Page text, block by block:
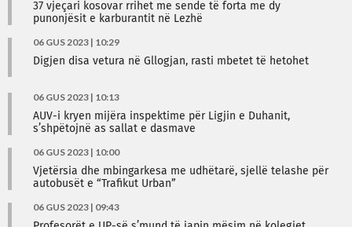
37 vjeçari kosovar rrihet me sende të forta me dy
punonjësit e karburantit në Lezhë
06 GUS 2023 | 10:29
Digjen disa vetura në Gllogjan, rasti mbetet të hetohet
06 GUS 2023 | 10:13
AUV-i kryen mijëra inspektime për Ligjin e Duhanit,
s’shpëtojnë as sallat e dasmave
06 GUS 2023 | 10:00
Vjetërsia dhe mbingarkesa me udhëtarë, sjellë telashe për
autobusët e “Trafikut Urban”
06 GUS 2023 | 09:43